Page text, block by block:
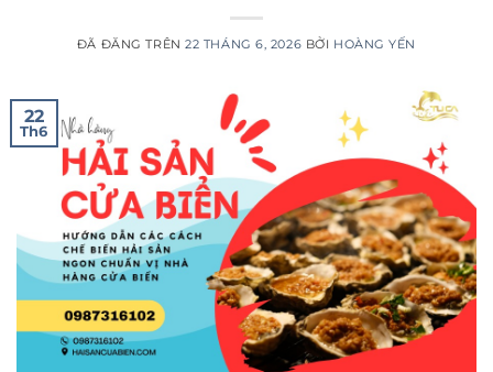
ĐÃ ĐĂNG TRÊN22 THÁNG 6, 2026 BỞI HOÀNG YẾN
22
Th6